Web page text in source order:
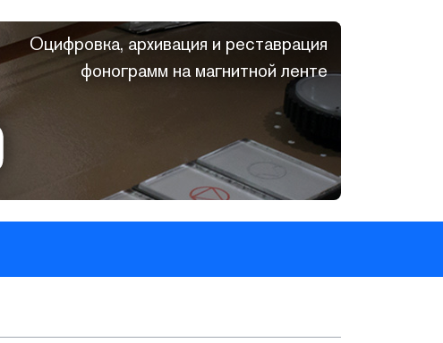
Оцифровка, архивация и реставрация
фонограмм на магнитной ленте